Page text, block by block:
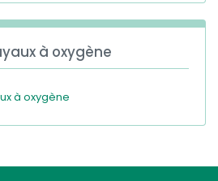
à oxygène
à oxygène